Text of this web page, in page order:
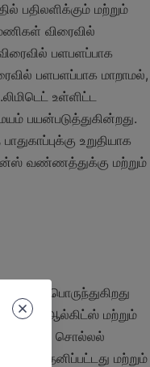
பதிலளிக்கும் மற்றும்
விரைவில்
பளபளப்பாக
பளபளப்பாக மாறாமல்,
உள்ளிட்ட
பயன்படுத்துகின்றது.
உறுதியாக
வண்ணத்துக்கு மற்றும்
பொருந்துகிறது
ஆல்கிட்ஸ் மற்றும்
மற்றும் சொல்லல்
தனிப்பட்டது மற்றும்